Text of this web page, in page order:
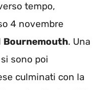
tempo,
4 novembre
Bournemouth. Una
sono poi
culminati con la